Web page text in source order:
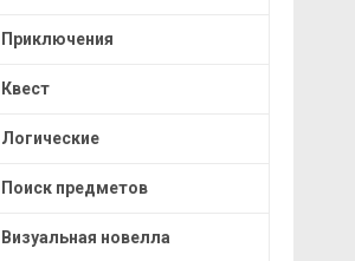
Приключения
Квест
Логические
Поиск предметов
Визуальная новелла